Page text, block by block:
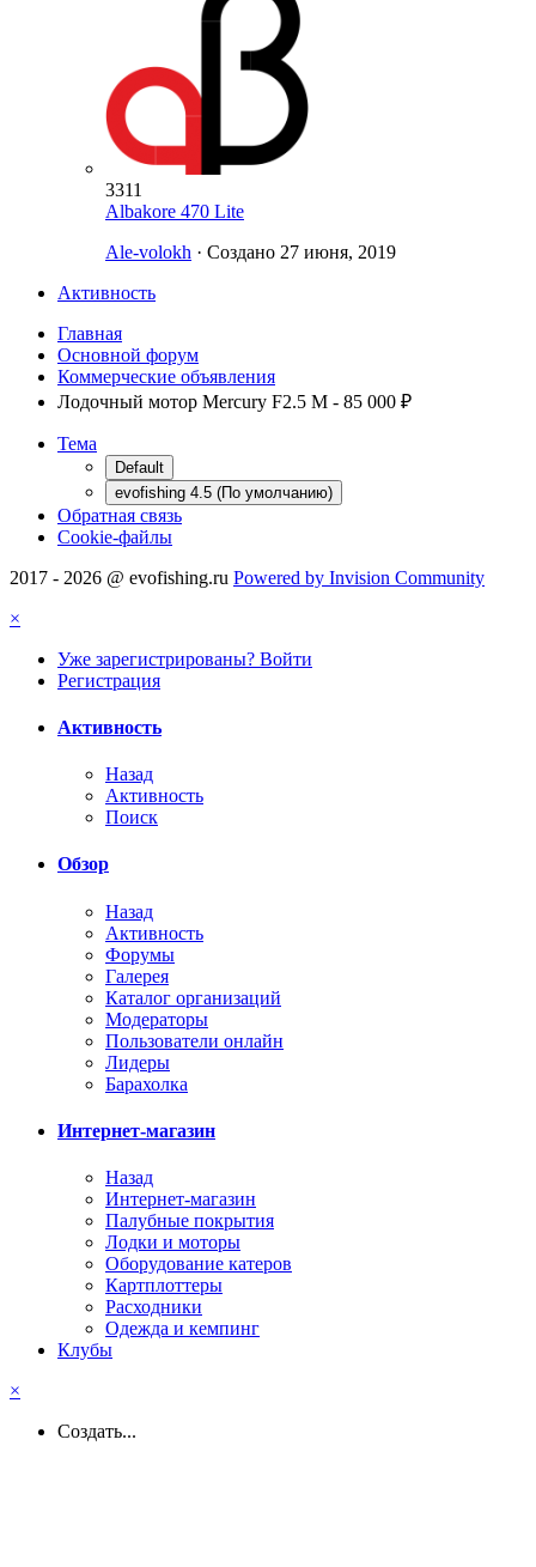
3311
Albakore 470 Lite
Ale-volokh · Создано 27 июня, 2019
Активность
Главная
Основной форум
Коммерческие объявления
Лодочный мотор Mercury F2.5 M - 85 000 ₽
Тема
Default
evofishing 4.5 (По умолчанию)
Обратная связь
Cookie-файлы
2017 - 2026 @ evofishing.ru Powered by Invision Community
×
Уже зарегистрированы? Войти
Регистрация
Активность
Назад
Активность
Поиск
Обзор
Назад
Активность
Форумы
Галерея
Каталог организаций
Модераторы
Пользователи онлайн
Лидеры
Барахолка
Интернет-магазин
Назад
Интернет-магазин
Палубные покрытия
Лодки и моторы
Оборудование катеров
Картплоттеры
Расходники
Одежда и кемпинг
Клубы
×
Создать...